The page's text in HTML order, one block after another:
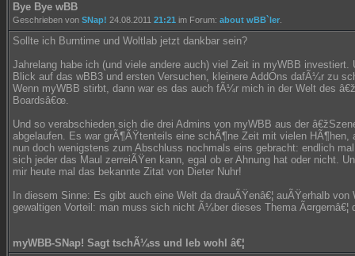
Bye Bye wBB
Geschrieben von SNap! 24.08.2011 21:21 im Forum: about wBB`ler
Sollte ich Burntime und Woltlab jetzt dankbar sein?
Jahrelang habe ich (und viele andere auch) viel Zeit in myWBB investiert.
Blick auf das wBB3 und ersten Versuchen, kleinere AddOns dafÃ¼r zu
Wenn myWBB stirbt, dann war es das auch fÃ¼r mich in der Welt des
Boardsâ€œ.
Und so verabschieden sich die drei Admins von myWBB aus der
abgelaufen. Es war grÃ¶ÃŸtenteils eine schÃ¶ne Zeit mit vielen
nun doch wenigstens zum Abschluss nochmals eins gebracht: endlich
sich jeder das Maul zerreiÃŸen kann, egal ob er Ahnung hat oder nicht.
mir heute mal das bekannte Zitat von Dieter Nuhr!
In diesem Sinne: Es gibt auch eine Welt da drauÃŸenâ€¦ auÃŸerhalb
gewaltigen Vorteil: man muss sich nicht Ã¼ber dieses Thema Ã¤rgernâ€¦
myWBB-SNap! Sagt tschÃ¼ss und leb wohl â€¦